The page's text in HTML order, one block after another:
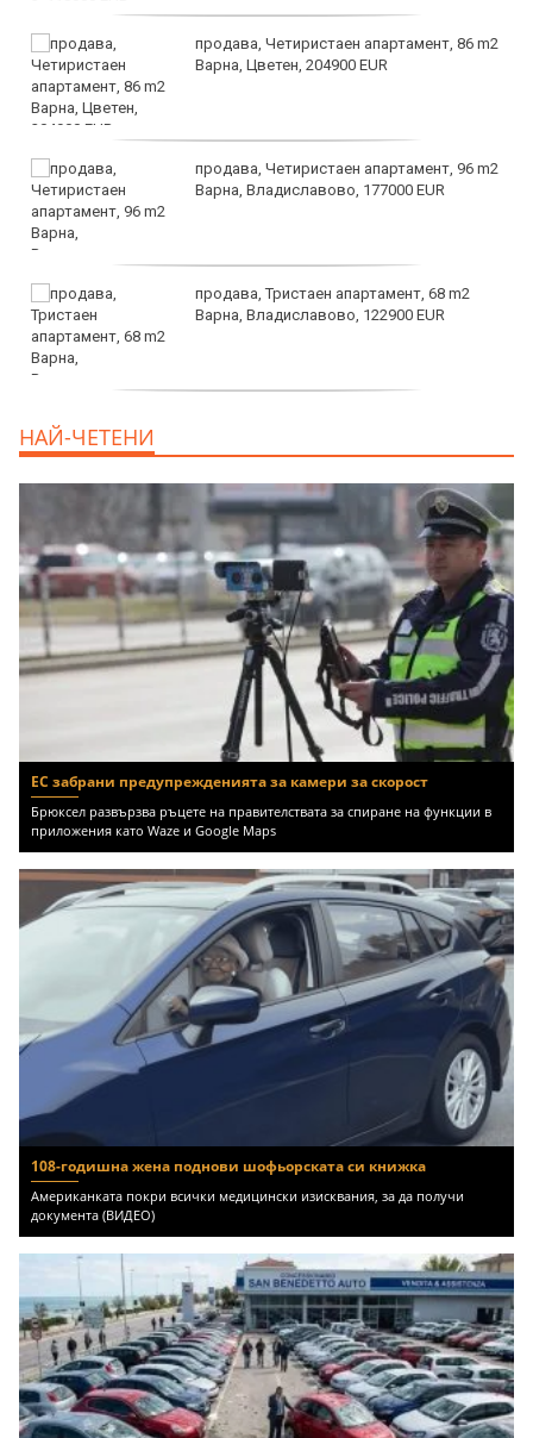
продава, Четиристаен апартамент, 86 m2
Варна, Цветен, 204900 EUR
продава, Четиристаен апартамент, 96 m2
Варна, Владиславово, 177000 EUR
продава, Тристаен апартамент, 68 m2
Варна, Владиславово, 122900 EUR
НАЙ-ЧЕТЕНИ
ЕС забрани предупрежденията за камери за скорост
Брюксел развързва ръцете на правителствата за спиране на функции в
приложения като Waze и Google Maps
108-годишна жена поднови шофьорската си книжка
Американката покри всички медицински изисквания, за да получи
документа (ВИДЕО)